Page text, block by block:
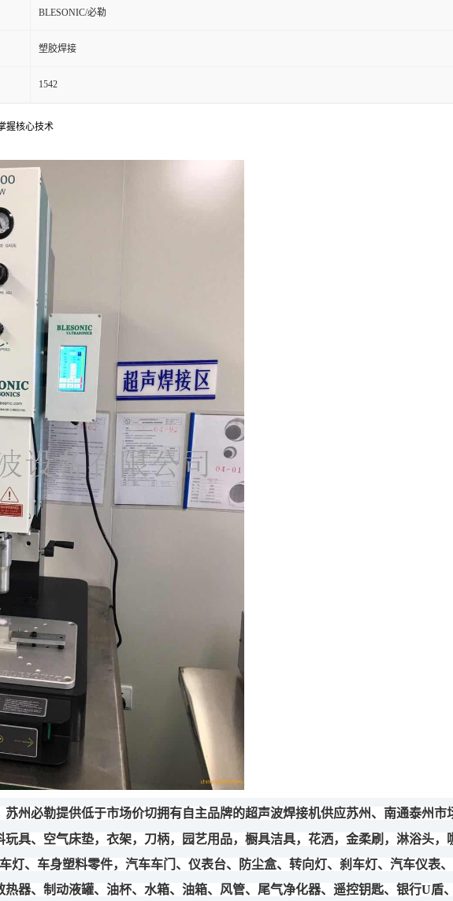
BLESONIC/必勒
塑胶焊接
1542
握核心技术
州必勒提供低于市场价切拥有自主品牌的超声波焊接机供应苏州、南通泰州市
具、空气床垫，衣架，刀柄，园艺用品，橱具洁具，花洒，金柔刷，淋浴头
灯、车身塑料零件，汽车车门、仪表台、防尘盒、转向灯、刹车灯、汽车仪表
器、制动液罐、油杯、水箱、油箱、风管、尾气净化器、遥控钥匙、银行U盾、